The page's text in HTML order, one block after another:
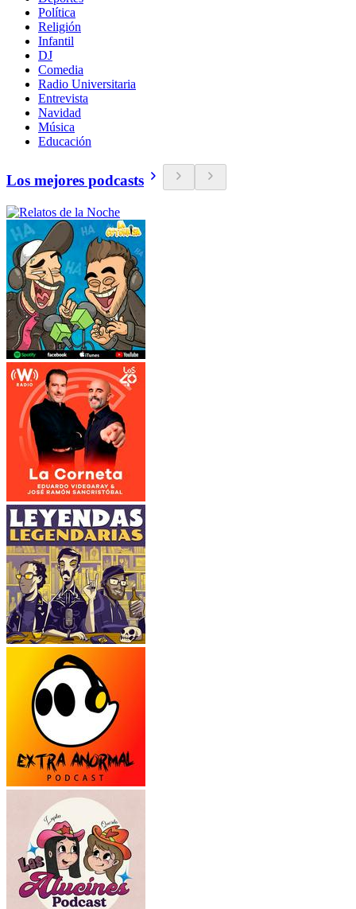
Política
Religión
Infantil
DJ
Comedia
Radio Universitaria
Entrevista
Navidad
Música
Educación
Los mejores podcasts